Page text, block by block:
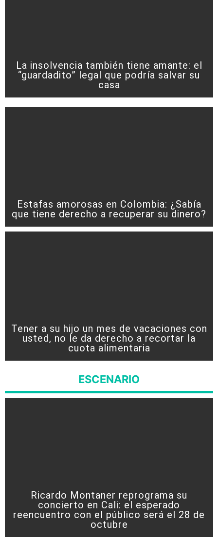
La insolvencia también tiene amante: el
“guardadito” legal que podría salvar su
casa
Estafas amorosas en Colombia: ¿Sabía
que tiene derecho a recuperar su dinero?
Tener a su hijo un mes de vacaciones con
usted, no le da derecho a recortar la
cuota alimentaria
ESCENARIO
Ricardo Montaner reprograma su
concierto en Cali: el esperado
reencuentro con el público será el 28 de
octubre